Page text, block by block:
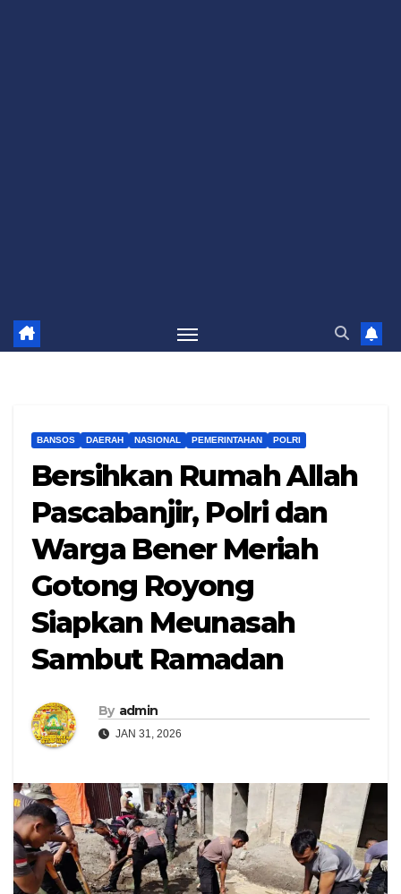
BANSOS DAERAH NASIONAL PEMERINTAHAN POLRI
Bersihkan Rumah Allah
Pascabanjir, Polri dan
Warga Bener Meriah
Gotong Royong
Siapkan Meunasah
Sambut Ramadan
By admin
JAN 31, 2026